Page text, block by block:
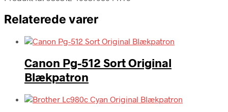
Relaterede varer
Canon Pg-512 Sort Original
Blækpatron